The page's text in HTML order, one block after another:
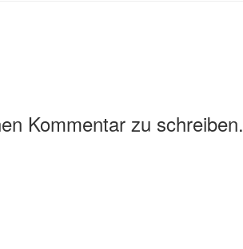
Kommentar zu schreiben.